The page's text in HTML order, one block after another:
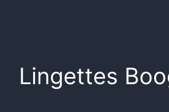
Lingettes